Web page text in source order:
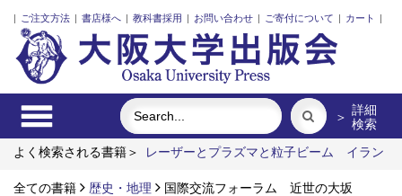
| ご注文方法 | 書店様へ | 教科書採用 | お問い合わせ | ご寄付について | カート |
＞ 詳細
検索
よく検索される書籍＞
レーザーとプラズマと粒子ビーム
イラン
る女のまなざし
技能実習生と日本語のリアル
全ての書籍 歴史・地理 国際交流フォーラム 近世の大坂